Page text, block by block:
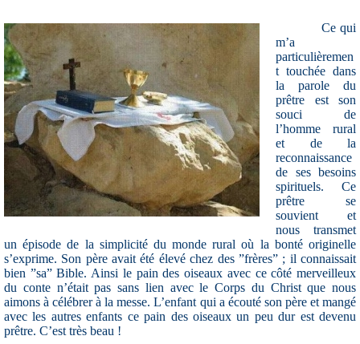
Ce qui
m’a
particulièremen
t touchée dans
la parole du
prêtre est son
souci de
l’homme rural
et de la
reconnaissance
de ses besoins
spirituels. Ce
prêtre se
souvient et
nous transmet
un épisode de la simplicité du monde rural où la bonté originelle
s’exprime. Son père avait été élevé chez des ”frères” ; il connaissait
bien ”sa” Bible. Ainsi le pain des oiseaux avec ce côté merveilleux
du conte n’était pas sans lien avec le Corps du Christ que nous
aimons à célébrer à la messe. L’enfant qui a écouté son père et mangé
avec les autres enfants ce pain des oiseaux un peu dur est devenu
prêtre. C’est très beau !